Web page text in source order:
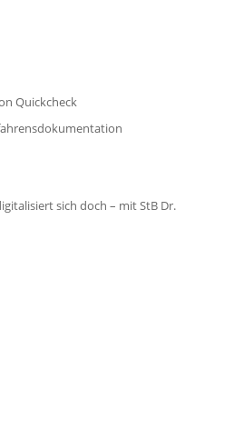
Quickcheck
sich doch – mit StB Dr.